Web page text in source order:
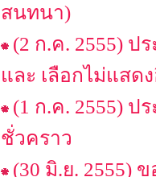
สนทนา)
(2 ก.ค. 2555) ป
และ เลือกไม่แสด
(1 ก.ค. 2555) ป
ชั่วคราว
(30 มิ.ย. 2555)